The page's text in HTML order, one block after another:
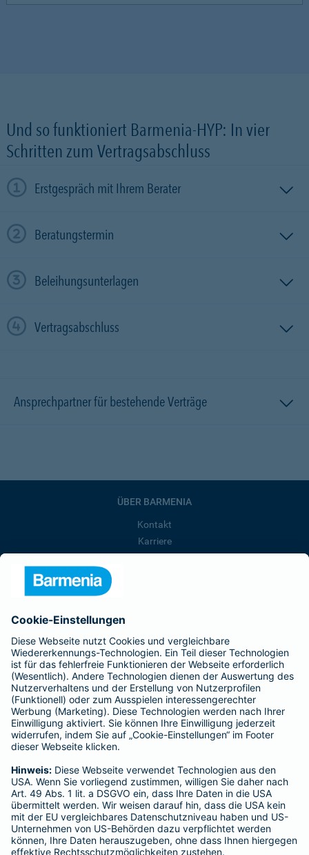
Und so funktioniert Barmenia-HYP: In vier
Schritten zum Vertragsabschluss
Erstgespräch mit Ihrem Berater
Beratungstermin
Beleihungsunterlagen
Vertragsabschluss
Ansprechpartner für bestehende Verträge
ÜBER BARMENIA
Kontakt
Karriere
Barmenia ist Teil der BarmeniaGothaer
BELIEBTE SEITEN
Kranken-Zusatzversicherung
Tierversicherungen
Haftpflichtversicherung
Hausratversicherung
Adresse ändern
Schaden melden
Kilometerstandsmeldung
Serviceübersicht